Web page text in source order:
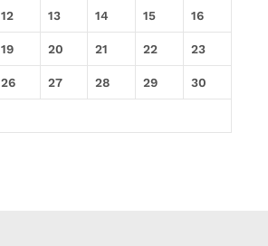
12 13 14 15 16
19 20 21 22 23
26 27 28 29 30